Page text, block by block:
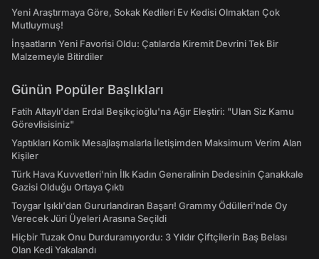
Yeni Araştırmaya Göre, Sokak Kedileri Ev Kedisi Olmaktan Çok
Mutluymuş!
İnşaatların Yeni Favorisi Oldu: Çatılarda Kiremit Devrini Tek Bir
Malzemeyle Bitirdiler
Günün Popüler Başlıkları
Fatih Altaylı'dan Erdal Beşikçioğlu'na Ağır Eleştiri: "Ulan Siz Kamu
Görevlisisiniz"
Yaptıkları Komik Mesajlaşmalarla İletişimden Maksimum Verim Alan
Kişiler
Türk Hava Kuvvetleri'nin İlk Kadın Generalinin Dedesinin Çanakkale
Gazisi Olduğu Ortaya Çıktı
Toygar Işıklı'dan Gururlandıran Başarı! Grammy Ödülleri'nde Oy
Verecek Jüri Üyeleri Arasına Seçildi
Hiçbir Tuzak Onu Durduramıyordu: 3 Yıldır Çiftçilerin Baş Belası
Olan Kedi Yakalandı